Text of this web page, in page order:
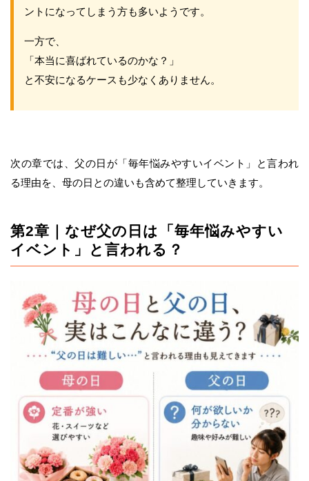
ントになってしまう方も多いようです。
一方で、
「本当に喜ばれているのかな？」
と不安になるケースも少なくありません。
次の章では、父の日が「毎年悩みやすいイベント」と言われ
る理由を、母の日との違いも含めて整理していきます。
第2章｜なぜ父の日は「毎年悩みやすい
イベント」と言われる？